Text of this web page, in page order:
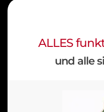
ALLES
und alle